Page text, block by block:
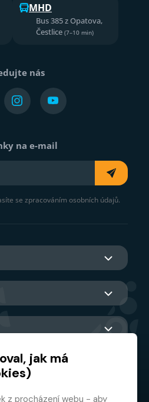
MHD
Bus 385 z Opatova,
Čestlice (7–10 min)
nás
na e-mail
se zpracováním osobních údajů.
partner
jak má
z procházení webu - aby